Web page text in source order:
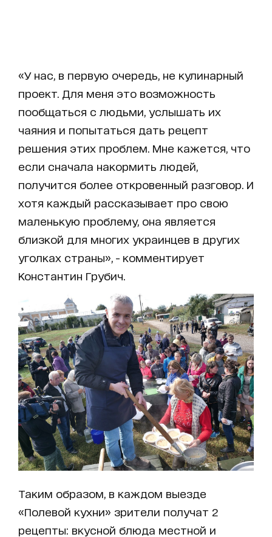
«У нас, в первую очередь, не кулинарный
проект. Для меня это возможность
пообщаться с людьми, услышать их
чаяния и попытаться дать рецепт
решения этих проблем. Мне кажется, что
если сначала накормить людей,
получится более откровенный разговор. И
хотя каждый рассказывает про свою
маленькую проблему, она является
близкой для многих украинцев в других
уголках страны», - комментирует
Константин Грубич.
Таким образом, в каждом выезде
«Полевой кухни» зрители получат 2
рецепты: вкусной блюда местной и